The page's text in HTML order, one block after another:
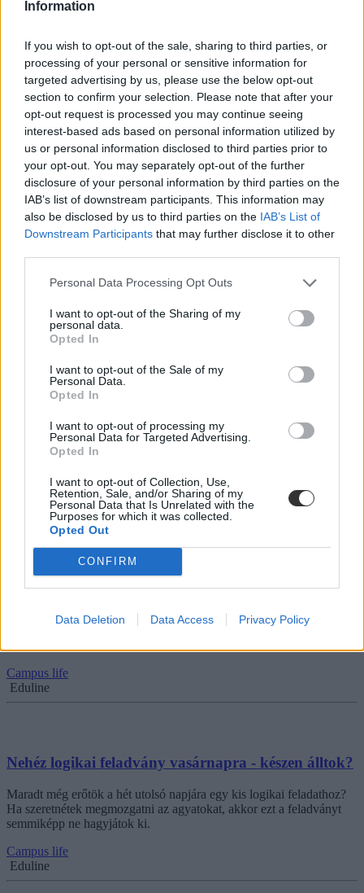
Information
If you wish to opt-out of the sale, sharing to third parties, or
processing of your personal or sensitive information for
targeted advertising by us, please use the below opt-out
section to confirm your selection. Please note that after your
opt-out request is processed you may continue seeing
interest-based ads based on personal information utilized by
us or personal information disclosed to third parties prior to
your opt-out. You may separately opt-out of the further
disclosure of your personal information by third parties on the
IAB’s list of downstream participants. This information may
also be disclosed by us to third parties on the IAB’s List of
Downstream Participants that may further disclose it to other
Personal Data Processing Opt Outs
I want to opt-out of the Sharing of my
personal data.
Opted In
I want to opt-out of the Sale of my
Personal Data.
Opted In
I want to opt-out of processing my
Personal Data for Targeted Advertising.
Opted In
I want to opt-out of Collection, Use,
Retention, Sale, and/or Sharing of my
Personal Data that Is Unrelated with the
Purposes for which it was collected.
Opted Out
CONFIRM
Data Deletion Data Access Privacy Policy
szavakat?
Tudjátok, mit jelent a spagét, vagy milyen az, aki rajos? Teszteljétek
magatokat a következő kvízzel.
Campus life
Eduline
Ez a fejtörő sokakon kifoghat - ti meg tudjátok
oldani?
Napi agytorna: ebbe a tesztbe a legtöbben
belebuknak - nektek menne?
Belevágnátok egy jó kis fejtörő megoldásába? Teszteljétek,
mennyire számoltok helyesen, ha fejben kell összeadnotok. Nektek
Campus life
Izgalmas fejtörő péntekre: tudtok válaszolni erre a
Meg tudjátok oldani ezt a feladványt? Ha jó a logikátok, akkor nem
Campus life
Eduline
Nehéz logikai feladvány vasárnapra - készen álltok?
Maradt még erőtök a hét utolsó napjára egy kis logikai feladathoz?
Ha szeretnétek megmozgatni az agyatokat, akkor ezt a feladványt
semmiképp ne hagyjátok ki.
Campus life
Eduline